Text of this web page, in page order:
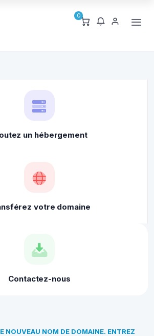
0
un hébergement
votre domaine
Contactez-nous
NOUVEAU NOM DE DOMAINE. ENTREZ